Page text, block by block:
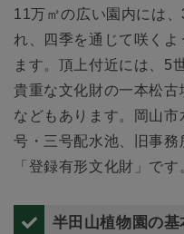
11万㎡の広い園内には
れ、四季を通じて咲く
ます。頂上付近には、5
貴重な文化財の一本松
などもあります。岡山
号・三号配水池、旧事
「登録有形文化財」です
半田山植物園の基